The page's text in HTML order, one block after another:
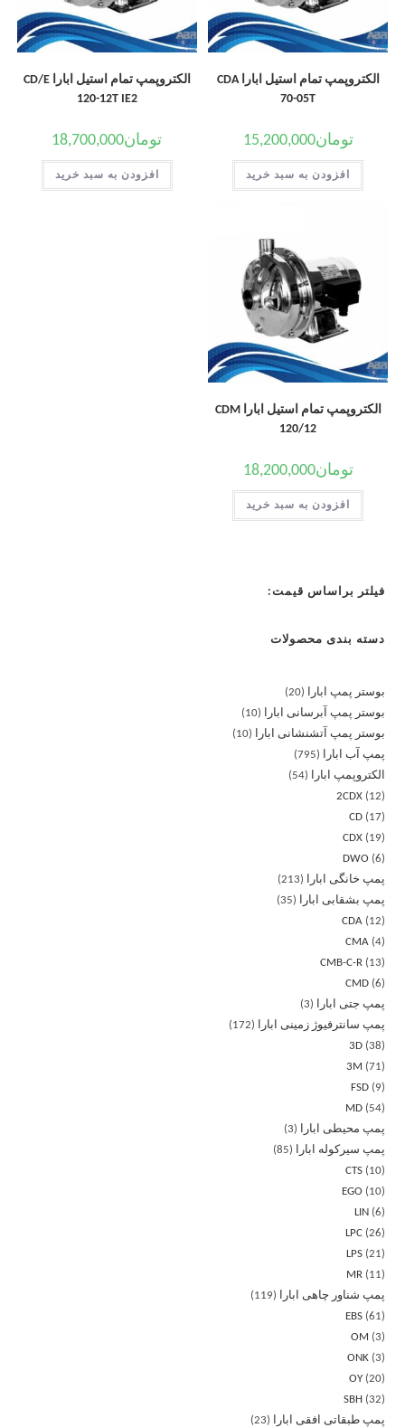
الکتروپمپ تمام استیل ابارا CDA
70-05T
تومان15,200,000
افزودن به سبد خرید
الکتروپمپ تمام استیل ابارا CD/E
120-12T IE2
تومان18,700,000
افزودن به سبد خرید
الکتروپمپ تمام استیل ابارا CDM
120/12
تومان18,200,000
افزودن به سبد خرید
فیلتر براساس قیمت:
دسته بندی محصولات
بوستر پمپ ابارا
20
بوستر پمپ آبرسانی ابارا
10
بوستر پمپ آتشنشانی ابارا
10
پمپ آب ابارا
795
الکتروپمپ ابارا
54
2CDX
12
CD
17
CDX
19
DWO
6
پمپ خانگی ابارا
213
پمپ بشقابی ابارا
35
CDA
12
CMA 4
CMB-C-R
13
CMD 6
پمپ جتی ابارا
3
پمپ سانترفیوژ زمینی ابارا
172
3D 38
3M
71
FSD
9
MD
54
پمپ محیطی ابارا
3
پمپ سیرکوله ابارا
85
CTS
10
EGO
10
LIN
6
LPC 26
LPS 21
MR
11
پمپ شناور چاهی ابارا
119
EBS 61
OM
3
ONK 3
OY 20
SBH
32
پمپ طبقاتی افقی ابارا
23